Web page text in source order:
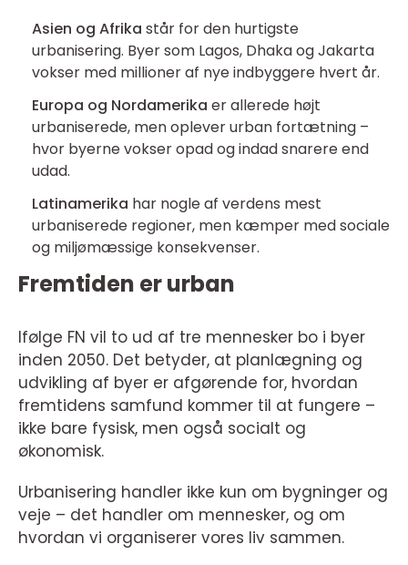
Asien og Afrika står for den hurtigste
urbanisering. Byer som Lagos, Dhaka og Jakarta
vokser med millioner af nye indbyggere hvert år.
Europa og Nordamerika er allerede højt
urbaniserede, men oplever urban fortætning –
hvor byerne vokser opad og indad snarere end
udad.
Latinamerika har nogle af verdens mest
urbaniserede regioner, men kæmper med sociale
og miljømæssige konsekvenser.
Fremtiden er urban
Ifølge FN vil to ud af tre mennesker bo i byer
inden 2050. Det betyder, at planlægning og
udvikling af byer er afgørende for, hvordan
fremtidens samfund kommer til at fungere –
ikke bare fysisk, men også socialt og
økonomisk.
Urbanisering handler ikke kun om bygninger og
veje – det handler om mennesker, og om
hvordan vi organiserer vores liv sammen.